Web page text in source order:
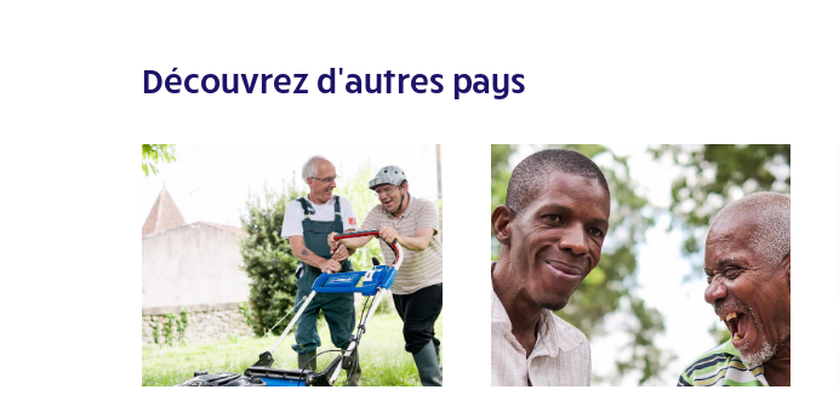
Voir les détails
L’Arche Brisbane
Visitez le site Web
L’Arche Melbourne
Visitez le site Web
L’Arche NSW
Visitez le site Web
Découvrez d'autres pays